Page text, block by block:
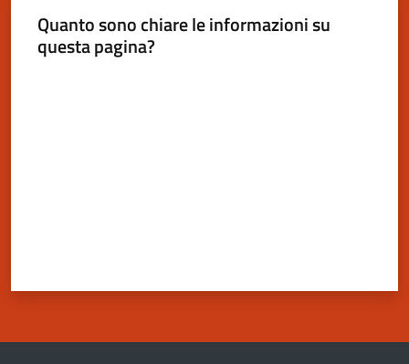
Quanto sono chiare le informazioni su
questa pagina?